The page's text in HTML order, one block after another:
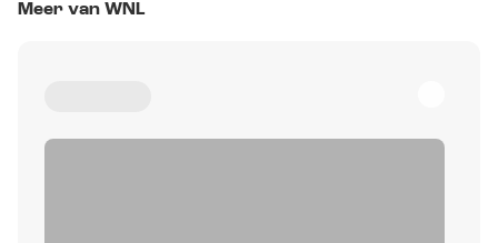
Meer van WNL